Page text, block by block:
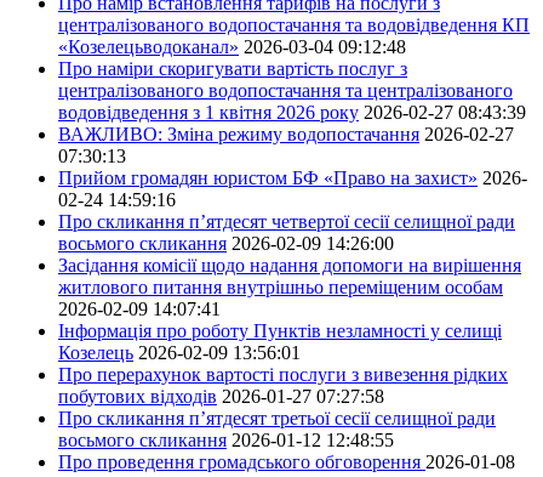
централізованого водопостачання та водовідведення КП
«Козелецьводоканал» 2026-03-04 09:12:48
Про наміри скоригувати вартість послуг з
централізованого водопостачання та централізованого
водовідведення з 1 квітня 2026 року 2026-02-27 08:43:39
ВАЖЛИВО: Зміна режиму водопостачання 2026-02-27
07:30:13
Прийом громадян юристом БФ «Право на захист» 2026-
02-24 14:59:16
Про скликання п’ятдесят четвертої сесії селищної ради
восьмого скликання 2026-02-09 14:26:00
Засідання комісії щодо надання допомоги на вирішення
житлового питання внутрішньо переміщеним особам
2026-02-09 14:07:41
Інформація про роботу Пунктів незламності у селищі
Козелець 2026-02-09 13:56:01
Про перерахунок вартості послуги з вивезення рідких
побутових відходів 2026-01-27 07:27:58
Про скликання п’ятдесят третьої сесії селищної ради
восьмого скликання 2026-01-12 12:48:55
Про проведення громадського обговорення 2026-01-08